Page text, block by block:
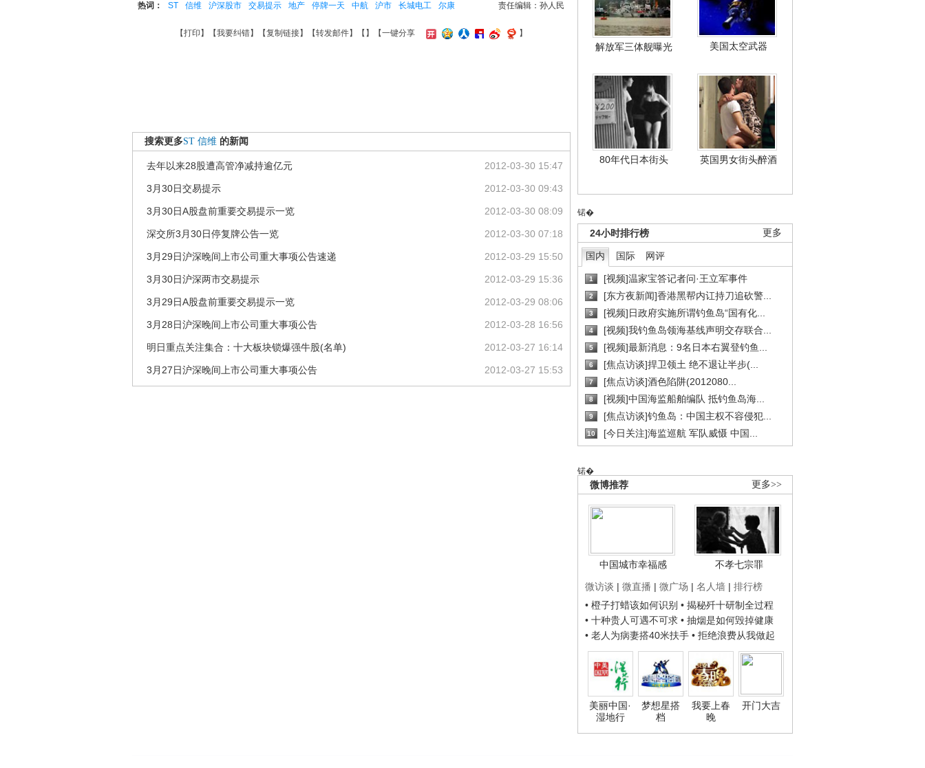
解放军三体舰曝光 美国太空武器
80年代日本街头 英国男女街头醉酒
锘�
更多
24小时排行榜
国内 国际 网评
1 [视频]温家宝答记者问·王立军事件
2 [东方夜新闻]香港黑帮内讧持刀追砍警...
3 [视频]日政府实施所谓钓鱼岛“国有化...
4 [视频]我钓鱼岛领海基线声明交存联合...
5 [视频]最新消息：9名日本右翼登钓鱼...
6 [焦点访谈]捍卫领土 绝不退让半步(...
7 [焦点访谈]酒色陷阱(2012080...
8 [视频]中国海监船舶编队 抵钓鱼岛海...
9 [焦点访谈]钓鱼岛：中国主权不容侵犯...
10 [今日关注]海监巡航 军队威慑 中国...
锘�
更多>>
微博推荐
中国城市幸福感
不孝七宗罪
微访谈 | 微直播 | 微广场 | 名人墙 | 排行榜
• 橙子打蜡该如何识别 • 揭秘歼十研制全过程
• 十种贵人可遇不可求 • 抽烟是如何毁掉健康
• 老人为病妻搭40米扶手 • 拒绝浪费从我做起
美丽中国·
湿地行
梦想星搭
档
我要上春
晚
开门大吉
责任编辑：孙人民
热词： ST 信维 沪深股市 交易提示 地产 停牌一天 中航 沪市 长城电工 尔康
【打印 】【我要纠错】【复制链接】【转发邮件】【 】 【一键分享 】
搜索更多ST 信维 的新闻
2012-03-30 15:47
去年以来28股遭高管净减持逾亿元
2012-03-30 09:43
3月30日交易提示
2012-03-30 08:09
3月30日A股盘前重要交易提示一览
2012-03-30 07:18
深交所3月30日停复牌公告一览
2012-03-29 15:50
3月29日沪深晚间上市公司重大事项公告速递
2012-03-29 15:36
3月30日沪深两市交易提示
2012-03-29 08:06
3月29日A股盘前重要交易提示一览
2012-03-28 16:56
3月28日沪深晚间上市公司重大事项公告
2012-03-27 16:14
明日重点关注集合：十大板块锁爆强牛股(名单)
2012-03-27 15:53
3月27日沪深晚间上市公司重大事项公告